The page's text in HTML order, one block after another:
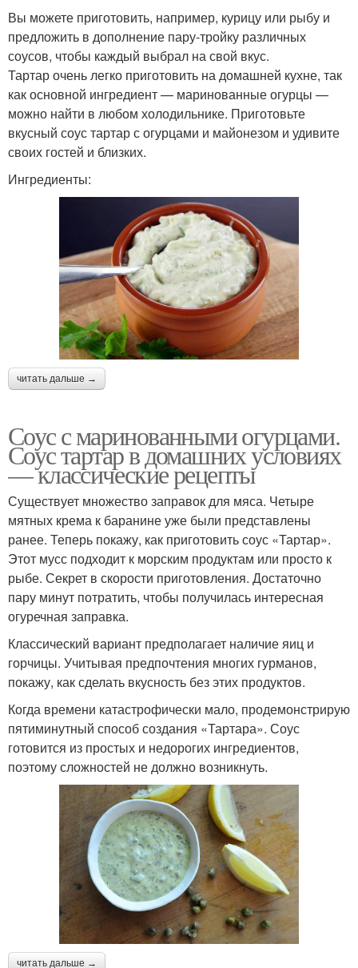
Азиатский соус
Горчично-медовый
соус
Сардины в томатном
соусе
Соус к рису
Соус с белым Соус для креветок
Чесночно-соевый соус
Майонезный соус Молочный соус
Соус с пармезаном Соус для мидий
Соус с сидром
Добавки к соусам
соусом
Творожный соус Соус с манго
Соус для риса Томатная паста
Соус с солеными
Вы можете приготовить, например, курицу или рыбу и
предложить в дополнение пару-тройку различных
соусов, чтобы каждый выбрал на свой вкус.
Тартар очень легко приготовить на домашней кухне, так
как основной ингредиент — маринованные огурцы —
можно найти в любом холодильнике. Приготовьте
вкусный соус тартар с огурцами и майонезом и удивите
своих гостей и близких.
Ингредиенты:
читать дальше →
Соус с маринованными огурцами.
Соус тартар в домашних условиях
— классические рецепты
Существует множество заправок для мяса. Четыре
мятных крема к баранине уже были представлены
ранее. Теперь покажу, как приготовить соус «Тартар».
Этот мусс подходит к морским продуктам или просто к
рыбе. Секрет в скорости приготовления. Достаточно
пару минут потратить, чтобы получилась интересная
огуречная заправка.
Классический вариант предполагает наличие яиц и
горчицы. Учитывая предпочтения многих гурманов,
покажу, как сделать вкусность без этих продуктов.
Когда времени катастрофически мало, продемонстрирую
пятиминутный способ создания «Тартара». Соус
готовится из простых и недорогих ингредиентов,
поэтому сложностей не должно возникнуть.
читать дальше →